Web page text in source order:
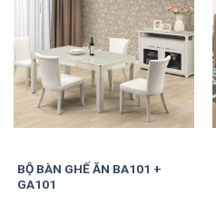
BỘ BÀN GHẾ ĂN BA101 +
GA101